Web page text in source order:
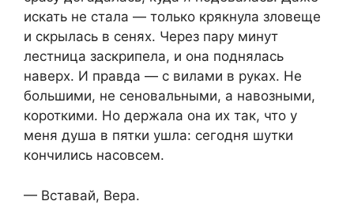
искать не стала — только крякнула зловеще
и скрылась в сенях. Через пару минут
лестница заскрипела, и она поднялась
наверх. И правда — с вилами в руках. Не
большими, не сеновальными, а навозными,
короткими. Но держала она их так, что у
меня душа в пятки ушла: сегодня шутки
кончились насовсем.
— Вставай, Вера.